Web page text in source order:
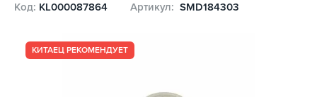
Код: KL000087864 Артикул: SMD184303
КИТАЕЦ РЕКОМЕНДУЕТ